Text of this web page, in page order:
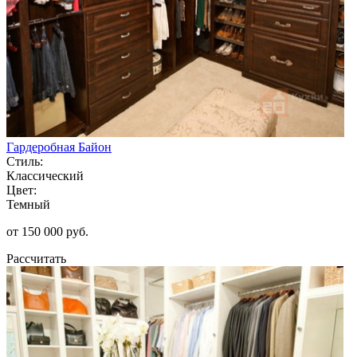
Гардеробная Байон
Стиль:
Классический
Цвет:
Темный
от 150 000 руб.
Рассчитать